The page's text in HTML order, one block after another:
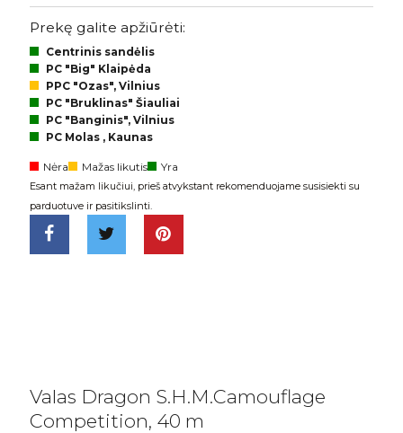
Prekę galite apžiūrėti:
Centrinis sandėlis
PC "Big" Klaipėda
PPC "Ozas", Vilnius
PC "Bruklinas" Šiauliai
PC "Banginis", Vilnius
PC Molas , Kaunas
Nėra Mažas likutis Yra
Esant mažam likučiui, prieš atvykstant rekomenduojame susisiekti su
parduotuve ir pasitikslinti.
Valas Dragon S.H.M.Camouflage
Competition, 40 m